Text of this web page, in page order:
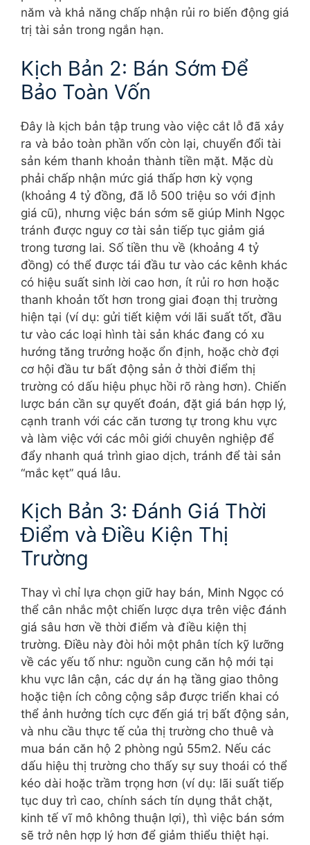
năm và khả năng chấp nhận rủi ro biến động giá
trị tài sản trong ngắn hạn.
Kịch Bản 2: Bán Sớm Để
Bảo Toàn Vốn
Đây là kịch bản tập trung vào việc cắt lỗ đã xảy
ra và bảo toàn phần vốn còn lại, chuyển đổi tài
sản kém thanh khoản thành tiền mặt. Mặc dù
phải chấp nhận mức giá thấp hơn kỳ vọng
(khoảng 4 tỷ đồng, đã lỗ 500 triệu so với định
giá cũ), nhưng việc bán sớm sẽ giúp Minh Ngọc
tránh được nguy cơ tài sản tiếp tục giảm giá
trong tương lai. Số tiền thu về (khoảng 4 tỷ
đồng) có thể được tái đầu tư vào các kênh khác
có hiệu suất sinh lời cao hơn, ít rủi ro hơn hoặc
thanh khoản tốt hơn trong giai đoạn thị trường
hiện tại (ví dụ: gửi tiết kiệm với lãi suất tốt, đầu
tư vào các loại hình tài sản khác đang có xu
hướng tăng trưởng hoặc ổn định, hoặc chờ đợi
cơ hội đầu tư bất động sản ở thời điểm thị
trường có dấu hiệu phục hồi rõ ràng hơn). Chiến
lược bán cần sự quyết đoán, đặt giá bán hợp lý,
cạnh tranh với các căn tương tự trong khu vực
và làm việc với các môi giới chuyên nghiệp để
đẩy nhanh quá trình giao dịch, tránh để tài sản
“mắc kẹt” quá lâu.
Kịch Bản 3: Đánh Giá Thời
Điểm và Điều Kiện Thị
Trường
Thay vì chỉ lựa chọn giữ hay bán, Minh Ngọc có
thể cân nhắc một chiến lược dựa trên việc đánh
giá sâu hơn về thời điểm và điều kiện thị
trường. Điều này đòi hỏi một phân tích kỹ lưỡng
về các yếu tố như: nguồn cung căn hộ mới tại
khu vực lân cận, các dự án hạ tầng giao thông
hoặc tiện ích công cộng sắp được triển khai có
thể ảnh hưởng tích cực đến giá trị bất động sản,
và nhu cầu thực tế của thị trường cho thuê và
mua bán căn hộ 2 phòng ngủ 55m2. Nếu các
dấu hiệu thị trường cho thấy sự suy thoái có thể
kéo dài hoặc trầm trọng hơn (ví dụ: lãi suất tiếp
tục duy trì cao, chính sách tín dụng thắt chặt,
kinh tế vĩ mô không thuận lợi), thì việc bán sớm
sẽ trở nên hợp lý hơn để giảm thiểu thiệt hại.